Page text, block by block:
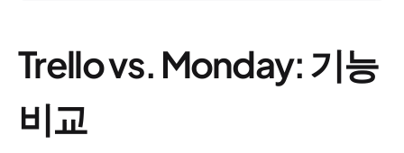
Trello vs. Monday: 기능
비교